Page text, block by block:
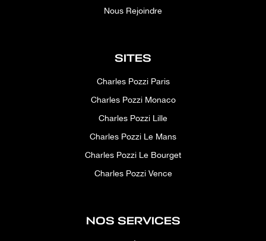
Nous Rejoindre
SITES
Charles Pozzi Paris
Charles Pozzi Monaco
Charles Pozzi Lille
Charles Pozzi Le Mans
Charles Pozzi Le Bourget
Charles Pozzi Vence
NOS SERVICES